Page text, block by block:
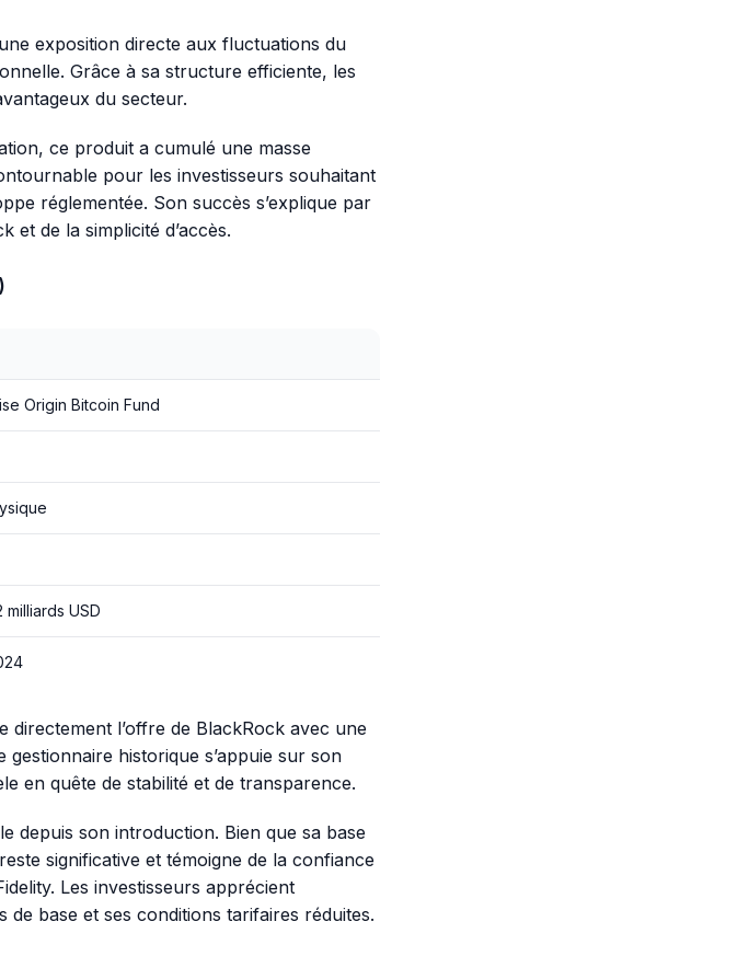
exposition directe aux fluctuations du
Grâce à sa structure efficiente, les
du secteur.
ce produit a cumulé une masse
pour les investisseurs souhaitant
réglementée. Son succès s’explique par
et de la simplicité d’accès.
Origin Bitcoin Fund
milliards USD
l’offre de BlackRock avec une
historique s’appuie sur son
en quête de stabilité et de transparence.
depuis son introduction. Bien que sa base
significative et témoigne de la confiance
Les investisseurs apprécient
base et ses conditions tarifaires réduites.